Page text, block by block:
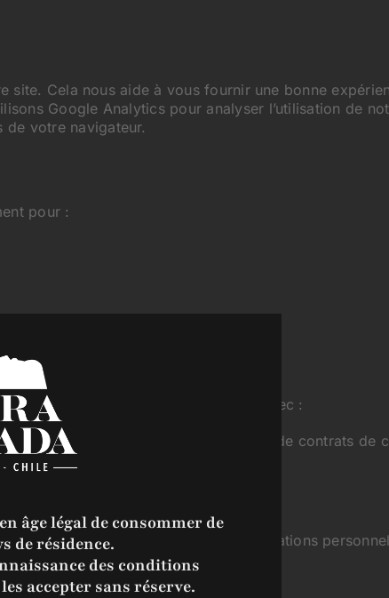
Cela nous aide à vous fournir une bonne
Google Analytics pour analyser l’utilisation de
de votre navigateur.
pour :
pouvons partager vos informations avec :
à mener nos activités, sous réserve de contrats de
la loi.
appropriées pour protéger vos informations
âge légal de consommer de
de résidence.
des conditions
accepter sans réserve.